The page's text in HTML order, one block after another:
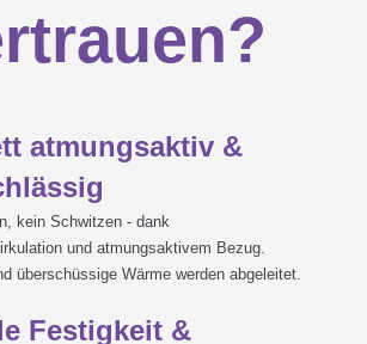
atmungsaktiv &
kein Schwitzen - dank
und atmungsaktivem Bezug.
überschüssige Wärme werden abgeleitet.
Festigkeit &